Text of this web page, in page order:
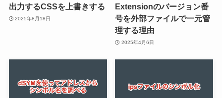
出力するCSSを上書きする
2025年8月18日
Extensionのバージョン番
号を外部ファイルで一元管
理する理由
2025年4月6日